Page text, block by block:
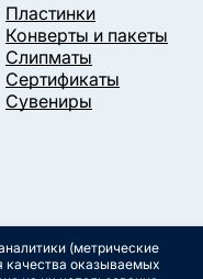
Пластинки
Конверты и пакеты
Слипматы
Сертификаты
Сувениры
(метрические
оказываемых